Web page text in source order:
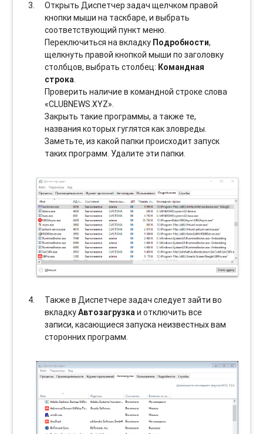
Открыть Диспетчер задач щелчком правой
кнопки мыши на таскбаре, и выбрать
соотвeтствующий пункт меню.
Переключиться на вкладку Подробности,
щелкнуть правой кнопкой мыши по заголовку
столбцов, выбрать столбец: Командная
строка.
Проверить наличие в командной строке слова
«CLUBNEWS.XYZ».
Закрыть такие программы, а также те,
названия которых гуглятся как зловреды.
Заметьте, из какой папки происходит запуск
таких программ. Удалите эти папки.
Также в Диспетчере задач следует зайти во
вкладкуАвтозагрузкаи отключить все
записи, касающиеся запуска неизвестных вам
сторонних программ.